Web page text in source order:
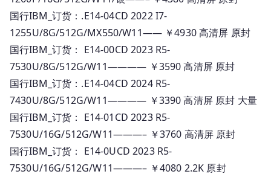
国行IBM_订货：.E14-04CD 2022 I7-
1255U/8G/512G/MX550/W11—— ￥4930 高清屏 原封
国行IBM_订货： E14-00CD 2023 R5-
7530U/8G/512G/W11———— ￥3590 高清屏 原封
国行IBM_订货：.E14-04CD 2024 R5-
7430U/8G/512G/W11———— ￥3390 高清屏 原封 大量
国行IBM_订货： E14-01CD 2023 R5-
7530U/16G/512G/W11———– ￥3760 高清屏 原封
国行IBM_订货： E14-0UCD 2023 R5-
7530U/16G/512G/W11———– ￥4080 2.2K 原封